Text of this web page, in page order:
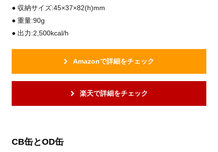
● 収納サイズ:45×37×82(h)mm
● 重量:90g
● 出力:2,500kcal/h
Amazonで詳細をチェック
楽天で詳細をチェック
CB缶とOD缶